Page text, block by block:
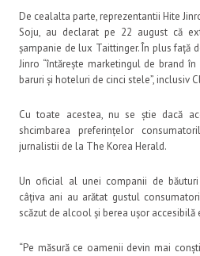
De cealalta parte, reprezentantii Hite
Soju, au declarat pe 22 august că
șampanie de lux Taittinger. În plus față
Jinro “întărește marketingul de brand
baruri și hoteluri de cinci stele”, inclusiv
Cu toate acestea, nu se știe dacă
shcimbarea preferințelor
jurnalistii de la The Korea Herald.
Un oficial al unei companii de
câțiva ani au arătat gustul
scăzut de alcool și berea ușor
“Pe măsură ce oamenii devin mai